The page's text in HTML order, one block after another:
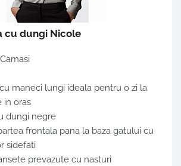
cu dungi Nicole
cu maneci lungi ideala pentru o zi la
in oras
dungi negre
frontala pana la baza gatului cu
sidefati
prevazute cu nasturi